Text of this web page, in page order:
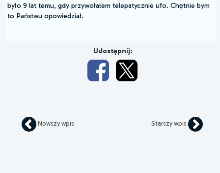
było 9 lat temu, gdy przywołałem telepatycznie ufo. Chętnie bym
to Państwu opowiedział.
Udostępnij:
Nowszy wpis Starszy wpis